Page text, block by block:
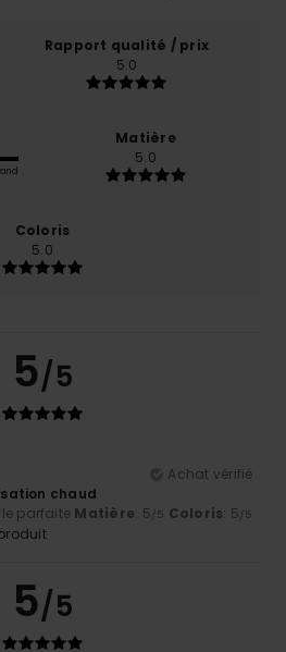
Rapport qualité / prix
5.0
Matière
5.0
Coloris
5.0
5/5
Achat vérifié
chaud
parfaite Matière: 5/5 Coloris: 5/5
5/5